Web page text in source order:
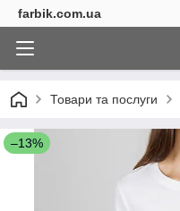
farbik.com.ua
Товари та послуги
–13%